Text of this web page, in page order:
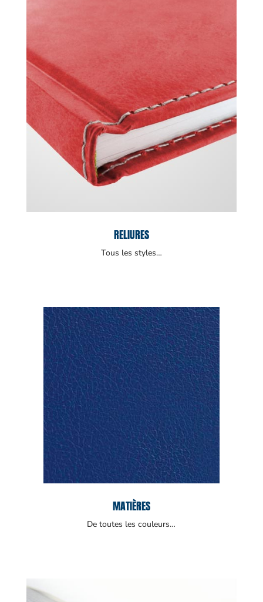
RELIURES
Tous les styles…
MATIÈRES
De toutes les couleurs…